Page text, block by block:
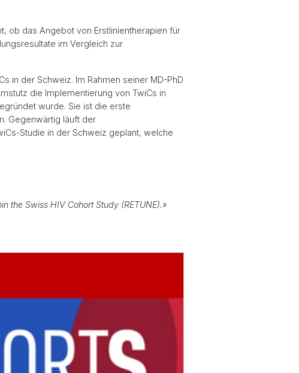
ob das Angebot von Erstlinientherapien für
im Vergleich zur
in der Schweiz. Im Rahmen seiner MD-PhD
die Implementierung von TwiCs in
wurde. Sie ist die erste
Gegenwärtig läuft der
Studie in der Schweiz geplant, welche
the Swiss HIV Cohort Study (RETUNE).»